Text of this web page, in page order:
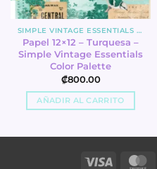
SIMPLE VINTAGE ESSENTIALS COLOR PALETTE
Papel 12×12 – Turquesa –
Simple Vintage Essentials
Color Palette
₡800.00
AÑADIR AL CARRITO
Visa